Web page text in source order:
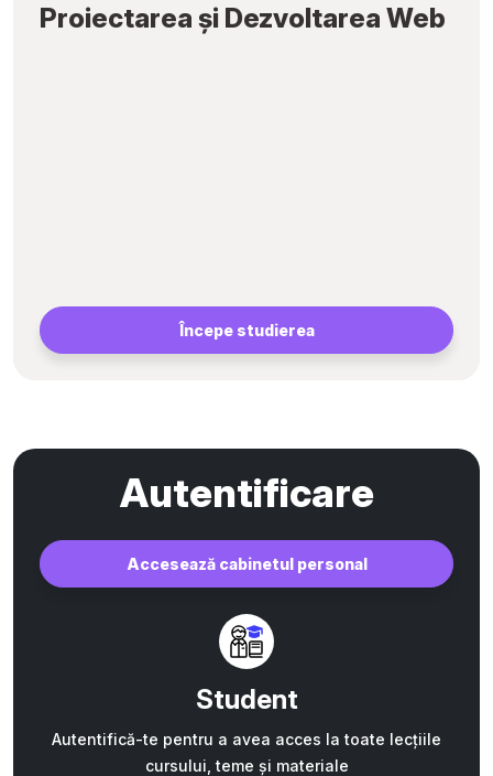
Proiectarea și Dezvoltarea Web
Începe studierea
Autentificare
Accesează cabinetul personal
Student
Autentifică-te pentru a avea acces la toate lecțiile
cursului, teme și materiale